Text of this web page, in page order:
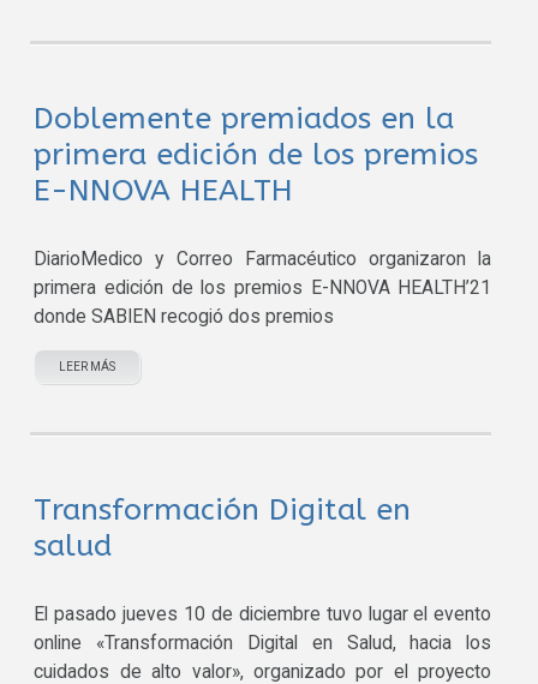
Doblemente premiados en la
primera edición de los premios
E-NNOVA HEALTH
DiarioMedico y Correo Farmacéutico organizaron la
primera edición de los premios E-NNOVA HEALTH’21
donde SABIEN recogió dos premios
LEER MÁS
Transformación Digital en
salud
El pasado jueves 10 de diciembre tuvo lugar el evento
online «Transformación Digital en Salud, hacia los
cuidados de alto valor», organizado por el proyecto